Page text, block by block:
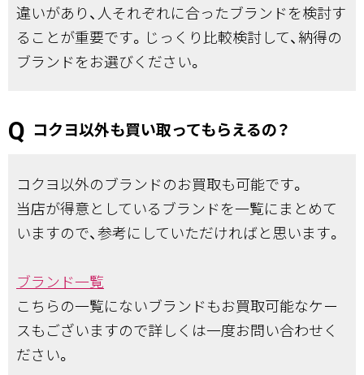
違いがあり、人それぞれに合ったブランドを検討す
ることが重要です。じっくり比較検討して、納得の
ブランドをお選びください。
コクヨ以外も買い取ってもらえるの？
コクヨ以外のブランドのお買取も可能です。
当店が得意としているブランドを一覧にまとめて
いますので、参考にしていただければと思います。
ブランド一覧
こちらの一覧にないブランドもお買取可能なケー
スもございますので詳しくは一度お問い合わせく
ださい。